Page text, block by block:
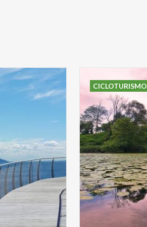
CICLOTURISMO